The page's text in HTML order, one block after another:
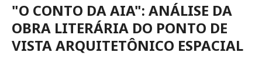
"O CONTO DA AIA": ANÁLISE DA
OBRA LITERÁRIA DO PONTO DE
VISTA ARQUITETÔNICO ESPACIAL